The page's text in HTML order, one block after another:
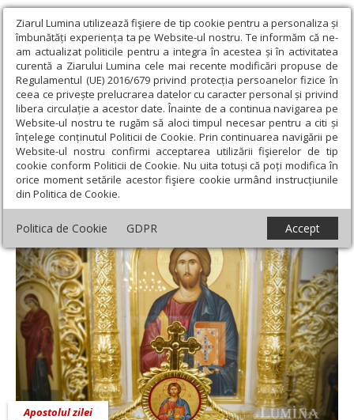
Ziarul Lumina utilizează fişiere de tip cookie pentru a personaliza și
îmbunătăți experiența ta pe Website-ul nostru. Te informăm că ne-
am actualizat politicile pentru a integra în acestea și în activitatea
curentă a Ziarului Lumina cele mai recente modificări propuse de
Regulamentul (UE) 2016/679 privind protecția persoanelor fizice în
ceea ce privește prelucrarea datelor cu caracter personal și privind
libera circulație a acestor date. Înainte de a continua navigarea pe
Website-ul nostru te rugăm să aloci timpul necesar pentru a citi și
înțelege conținutul Politicii de Cookie. Prin continuarea navigării pe
Website-ul nostru confirmi acceptarea utilizării fişierelor de tip
cookie conform Politicii de Cookie. Nu uita totuși că poți modifica în
orice moment setările acestor fişiere cookie urmând instrucțiunile
din Politica de Cookie.
Politica de Cookie GDPR Accept
Ziarul Lumina › Teologie și spiritualitate › Apostolul zilei ›
Filipeni 2, 24-30
Filipeni 2, 24-30
Apostolul zilei